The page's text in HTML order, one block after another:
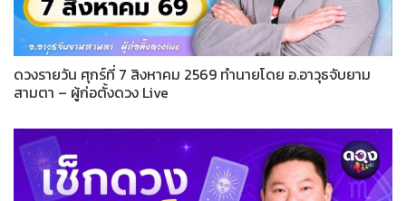
ดวงรายวัน ศุกร์ที่ 7 สิงหาคม 2569 ทำนายโดย อ.อาวุธจับยาม
สามตา – ผู้ก่อตั้งดวง Live